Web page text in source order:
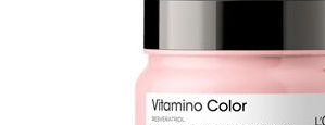
DÉTAILS